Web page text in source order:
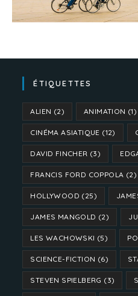
ÉTIQUETTES
ALIEN (2) ANIMATION (1)
CINÉMA ASIATIQUE (12)
DAVID FINCHER (3)
FRANCIS FORD COPPOLA (2)
HOLLYWOOD (25)
JAMES MANGOLD (2)
LES WACHOWSKI (5)
SCIENCE-FICTION (6)
STEVEN SPIELBERG (3)